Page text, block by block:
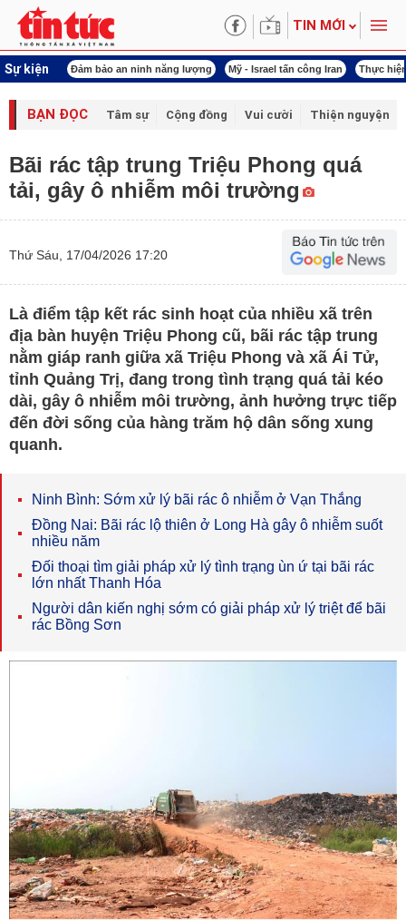
TIN MỚI
Sự kiện
an ninh năng lượng Mỹ - Israel tấn công Iran Thực hiện Nghị quyết 80
BẠN ĐỌC Tâm sự Cộng đồng Vui cười Thiện nguyện
Bãi rác tập trung Triệu Phong quá
tải, gây ô nhiễm môi trường
Thứ Sáu, 17/04/2026 17:20
Là điểm tập kết rác sinh hoạt của nhiều xã trên
địa bàn huyện Triệu Phong cũ, bãi rác tập trung
nằm giáp ranh giữa xã Triệu Phong và xã Ái Tử,
tỉnh Quảng Trị, đang trong tình trạng quá tải kéo
dài, gây ô nhiễm môi trường, ảnh hưởng trực tiếp
đến đời sống của hàng trăm hộ dân sống xung
quanh.
Ninh Bình: Sớm xử lý bãi rác ô nhiễm ở Vạn Thắng
Đồng Nai: Bãi rác lộ thiên ở Long Hà gây ô nhiễm suốt
nhiều năm
Đối thoại tìm giải pháp xử lý tình trạng ùn ứ tại bãi rác
lớn nhất Thanh Hóa
Người dân kiến nghị sớm có giải pháp xử lý triệt để bãi
rác Bồng Sơn